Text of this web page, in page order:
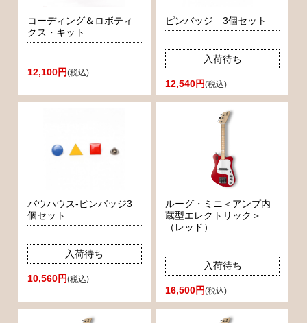
コーディング＆ロボティ
クス・キット
12,100円(税込)
ピンバッジ 3個セット
入荷待ち
12,540円(税込)
バウハウス-ピンバッジ3
個セット
入荷待ち
10,560円(税込)
ルーグ・ミニ＜アンプ内
蔵型エレクトリック＞
（レッド）
入荷待ち
16,500円(税込)